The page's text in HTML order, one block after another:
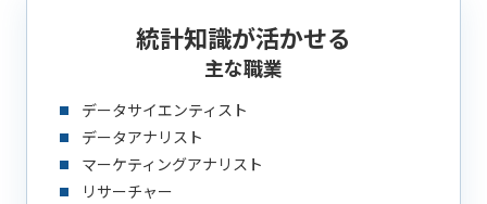
統計知識が活かせる
主な職業
データサイエンティスト
データアナリスト
マーケティングアナリスト
リサーチャー